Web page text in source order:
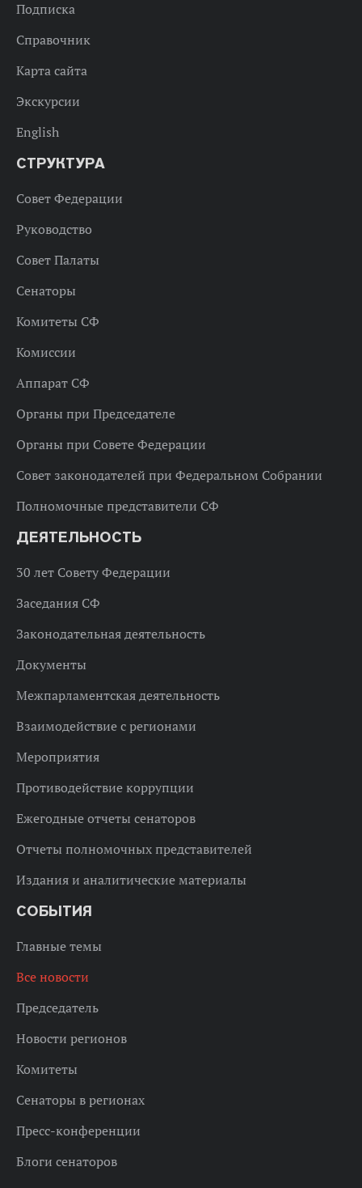
Подписка
Справочник
Карта сайта
Экскурсии
English
СТРУКТУРА
Совет Федерации
Руководство
Совет Палаты
Сенаторы
Комитеты СФ
Комиссии
Аппарат СФ
Органы при Председателе
Органы при Совете Федерации
Совет законодателей при Федеральном Собрании
Полномочные представители СФ
ДЕЯТЕЛЬНОСТЬ
30 лет Совету Федерации
Заседания СФ
Законодательная деятельность
Документы
Межпарламентская деятельность
Взаимодействие с регионами
Мероприятия
Противодействие коррупции
Ежегодные отчеты сенаторов
Отчеты полномочных представителей
Издания и аналитические материалы
СОБЫТИЯ
Главные темы
Все новости
Председатель
Новости регионов
Комитеты
Сенаторы в регионах
Пресс-конференции
Блоги сенаторов